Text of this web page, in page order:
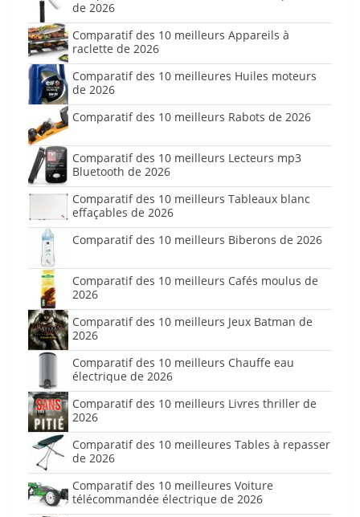
de 2026
Comparatif des 10 meilleurs Appareils à
raclette de 2026
Comparatif des 10 meilleures Huiles moteurs
de 2026
Comparatif des 10 meilleurs Rabots de 2026
Comparatif des 10 meilleurs Lecteurs mp3
Bluetooth de 2026
Comparatif des 10 meilleurs Tableaux blanc
effaçables de 2026
Comparatif des 10 meilleurs Biberons de 2026
Comparatif des 10 meilleurs Cafés moulus de
2026
Comparatif des 10 meilleurs Jeux Batman de
2026
Comparatif des 10 meilleurs Chauffe eau
électrique de 2026
Comparatif des 10 meilleurs Livres thriller de
2026
Comparatif des 10 meilleures Tables à repasser
de 2026
Comparatif des 10 meilleures Voiture
télécommandée électrique de 2026